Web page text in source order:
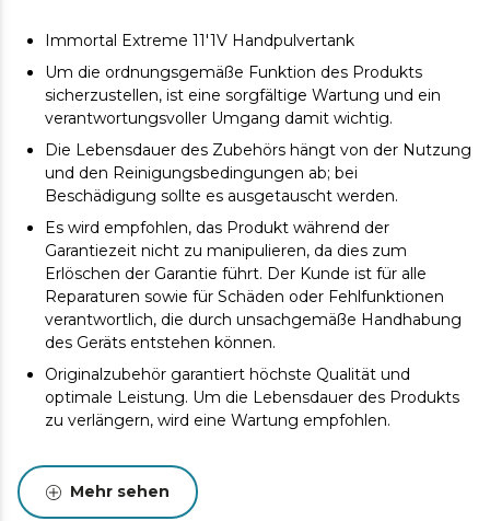
Immortal Extreme 11'1V Handpulvertank
Um die ordnungsgemäße Funktion des Produkts
sicherzustellen, ist eine sorgfältige Wartung und ein
verantwortungsvoller Umgang damit wichtig.
Die Lebensdauer des Zubehörs hängt von der Nutzung
und den Reinigungsbedingungen ab; bei
Beschädigung sollte es ausgetauscht werden.
Es wird empfohlen, das Produkt während der
Garantiezeit nicht zu manipulieren, da dies zum
Erlöschen der Garantie führt. Der Kunde ist für alle
Reparaturen sowie für Schäden oder Fehlfunktionen
verantwortlich, die durch unsachgemäße Handhabung
des Geräts entstehen können.
Originalzubehör garantiert höchste Qualität und
optimale Leistung. Um die Lebensdauer des Produkts
zu verlängern, wird eine Wartung empfohlen.
Mehr sehen